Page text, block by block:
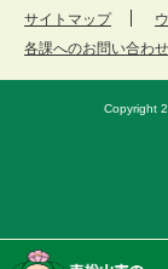
サイトマップ
各課へのお問い合わせ
Copyright